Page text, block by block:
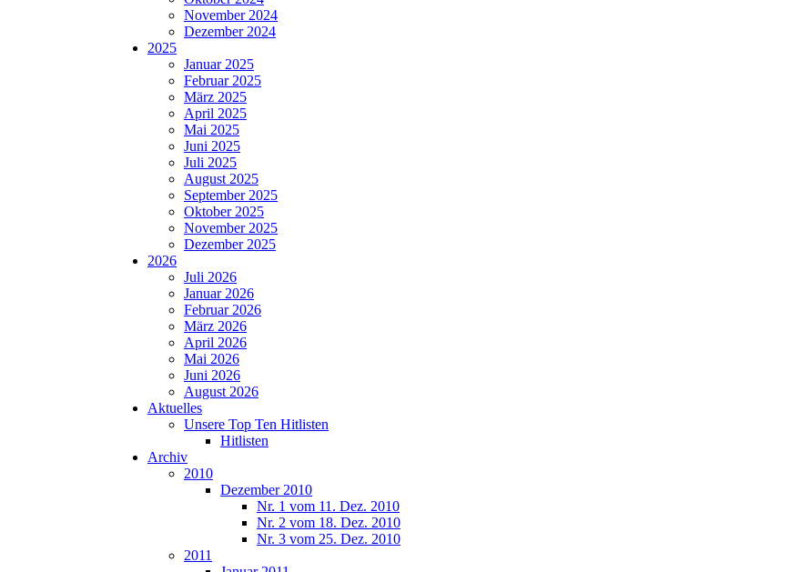
November 2024
Dezember 2024
2025
Januar 2025
Februar 2025
März 2025
April 2025
Mai 2025
Juni 2025
Juli 2025
August 2025
September 2025
Oktober 2025
November 2025
Dezember 2025
2026
Juli 2026
Januar 2026
Februar 2026
März 2026
April 2026
Mai 2026
Juni 2026
August 2026
Aktuelles
Unsere Top Ten Hitlisten
Hitlisten
Archiv
2010
Dezember 2010
Nr. 1 vom 11. Dez. 2010
Nr. 2 vom 18. Dez. 2010
Nr. 3 vom 25. Dez. 2010
2011